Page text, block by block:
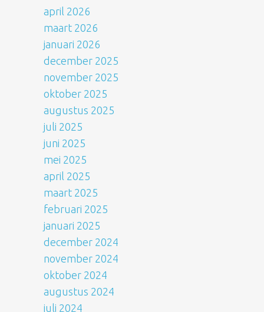
april 2026
maart 2026
januari 2026
december 2025
november 2025
oktober 2025
augustus 2025
juli 2025
juni 2025
mei 2025
april 2025
maart 2025
februari 2025
januari 2025
december 2024
november 2024
oktober 2024
augustus 2024
juli 2024